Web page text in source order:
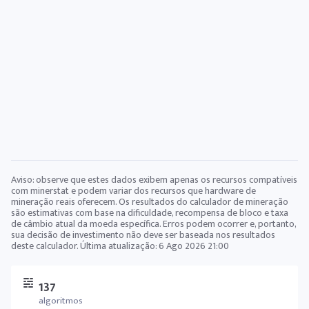
137
algoritmos
Aviso: observe que estes dados exibem apenas os recursos compatíveis
com minerstat e podem variar dos recursos que hardware de
mineração reais oferecem. Os resultados do calculador de mineração
são estimativas com base na dificuldade, recompensa de bloco e taxa
de câmbio atual da moeda específica. Erros podem ocorrer e, portanto,
sua decisão de investimento não deve ser baseada nos resultados
deste calculador. Última atualização:6 Ago 2026 21:00